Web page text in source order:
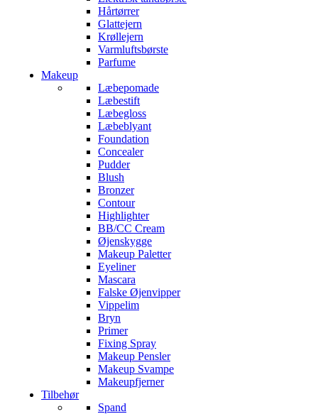
Hårtørrer
Glattejern
Krøllejern
Varmluftsbørste
Parfume
Makeup
Læbepomade
Læbestift
Læbegloss
Læbeblyant
Foundation
Concealer
Pudder
Blush
Bronzer
Contour
Highlighter
BB/CC Cream
Øjenskygge
Makeup Paletter
Eyeliner
Mascara
Falske Øjenvipper
Vippelim
Bryn
Primer
Fixing Spray
Makeup Pensler
Makeup Svampe
Makeupfjerner
Tilbehør
Spand